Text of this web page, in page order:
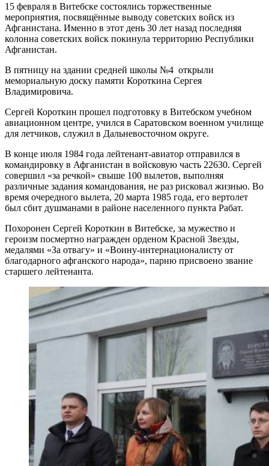
15 февраля в Витебске состоялись торжественные
мероприятия, посвящённые выводу советских войск из
Афганистана. Именно в этот день 30 лет назад последняя
колонна советских войск покинула территорию Республики
Афганистан.
В пятницу на здании средней школы №4 открыли
мемориальную доску памяти Короткина Сергея
Владимировича.
Сергей Короткин прошел подготовку в Витебском учебном
авиационном центре, учился в Саратовском военном училище
для летчиков, служил в Дальневосточном округе.
В конце июля 1984 года лейтенант-авиатор отправился в
командировку в Афганистан в войсковую часть 22630. Сергей
совершил «за речкой» свыше 100 вылетов, выполняя
различные задания командования, не раз рисковал жизнью. Во
время очередного вылета, 20 марта 1985 года, его вертолет
был сбит душманами в районе населенного пункта Рабат.
Похоронен Сергей Короткин в Витебске, за мужество и
героизм посмертно награжден орденом Красной Звезды,
медалями «За отвагу» и «Воину-интернационалисту от
благодарного афганского народа», парню присвоено звание
старшего лейтенанта.